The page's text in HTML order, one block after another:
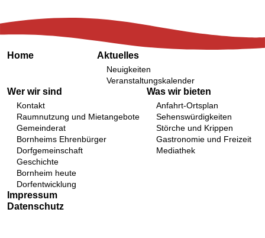
Home Aktuelles
Neuigkeiten
Veranstaltungskalender
Wer wir sind
Kontakt
Raumnutzung und Mietangebote
Gemeinderat
Bornheims Ehrenbürger
Dorfgemeinschaft
Geschichte
Bornheim heute
Dorfentwicklung
Was wir bieten
Anfahrt-Ortsplan
Sehenswürdigkeiten
Störche und Krippen
Gastronomie und Freizeit
Mediathek
Impressum
Datenschutz